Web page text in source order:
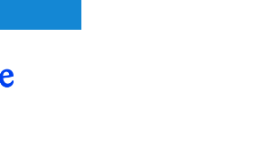
предложения в рамките по програмата на